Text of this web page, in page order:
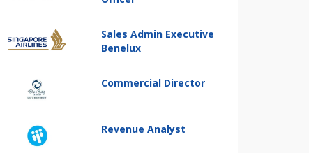
Sales Admin Executive
Benelux
Commercial Director
Revenue Analyst